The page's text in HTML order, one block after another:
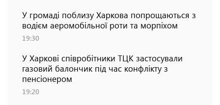
У громаді поблизу Харкова попрощаються з
водієм аеромобільної роти та морпіхом
19:30
У Харкові співробітники ТЦК застосували
газовий балончик під час конфлікту з
пенсіонером
19:20